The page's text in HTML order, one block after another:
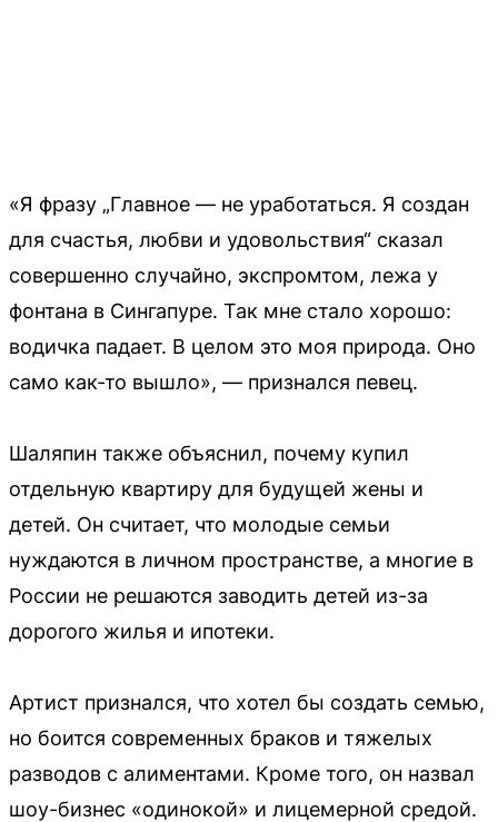
«Я фразу „Главное — не уработаться. Я создан
для счастья, любви и удовольствия“ сказал
совершенно случайно, экспромтом, лежа у
фонтана в Сингапуре. Так мне стало хорошо:
водичка падает. В целом это моя природа. Оно
само как-то вышло», — признался певец.
Шаляпин также объяснил, почему купил
отдельную квартиру для будущей жены и
детей. Он считает, что молодые семьи
нуждаются в личном пространстве, а многие в
России не решаются заводить детей из-за
дорогого жилья и ипотеки.
Артист признался, что хотел бы создать семью,
но боится современных браков и тяжелых
разводов с алиментами. Кроме того, он назвал
шоу-бизнес «одинокой» и лицемерной средой.